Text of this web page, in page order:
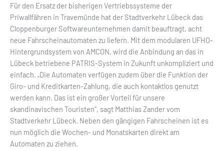
Für den Ersatz der bisherigen Vertriebssysteme der
Priwallfähren in Travemünde hat der Stadtverkehr Lübeck das
Cloppenburger Softwareunternehmen damit beauftragt, acht
neue Fahrscheinautomaten zu liefern. Mit dem modularen UFHO-
Hintergrundsystem von AMCON, wird die Anbindung an das in
Lübeck betriebene PATRIS-System in Zukunft unkompliziert und
einfach. „Die Automaten verfügen zudem über die Funktion der
Giro- und Kreditkarten-Zahlung, die auch kontaktlos genutzt
werden kann. Das ist ein großer Vorteil für unsere
skandinavischen Touristen“, sagt Matthias Zander vom
Stadtverkehr Lübeck. Neben den gängigen Fahrscheinen ist es
nun möglich die Wochen- und Monatskarten direkt am
Automaten zu ziehen.